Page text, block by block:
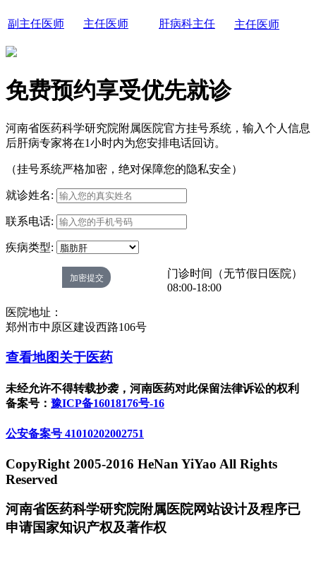
副主任医师 主任医师 肝病科主任 主任医师
免费预约享受优先就诊
河南省医药科学研究院附属医院官方挂号系统，输入个人信息
后肝病专家将在1小时内为您安排电话回访。
（挂号系统严格加密，绝对保障您的隐私安全）
就诊姓名:
联系电话:
疾病类型:
门诊时间（无节假日医院）
08:00-18:00
医院地址：
郑州市中原区建设西路106号
查看地图关于医药
未经允许不得转载抄袭，河南医药对此保留法律诉讼的权利
备案号： 豫ICP备16018176号-16
公安备案号 41010202002751
CopyRight 2005-2016 HeNan YiYao All Rights
Reserved
河南省医药科学研究院附属医院网站设计及程序已
申请国家知识产权及著作权